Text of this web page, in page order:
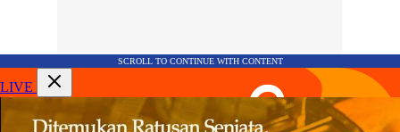
SCROLL TO CONTINUE WITH CONTENT
LIVE